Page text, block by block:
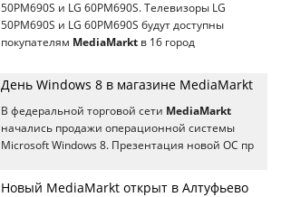
50PM690S и LG 60PM690S. Телевизоры LG
50PM690S и LG 60PM690S будут доступны
покупателям MediaMarkt в 16 город
День Windows 8 в магазине MediaMarkt
В федеральной торговой сети MediaMarkt
начались продажи операционной системы
Microsoft Windows 8. Презентация новой ОС пр
Новый MediaMarkt открыт в Алтуфьево